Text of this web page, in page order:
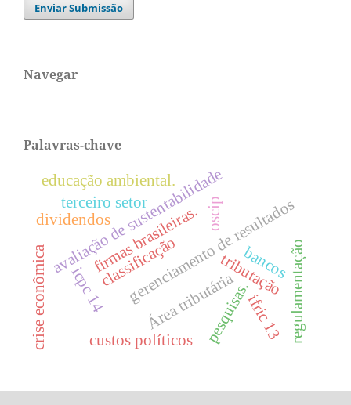
Enviar Submissão
Navegar
Palavras-chave
classificação
Área tributáriatributação
gerenciamento de resultados
firmas brasileiras.
avaliação de sustentabilidade bancos
crise econômica regulamentação
pesquisas.
terceiro setor oscip
educação ambiental.
custos políticos ifric 13
icpc 14
dividendos